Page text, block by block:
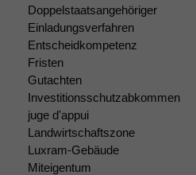
Doppelstaatsangehöriger
Einladungsverfahren
Entscheidkompetenz
Fristen
Gutachten
Investitionsschutzabkommen
juge d'appui
Landwirtschaftszone
Luxram-Gebäude
Miteigentum